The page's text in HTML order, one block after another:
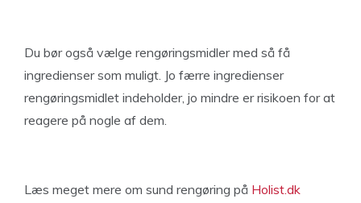
Du bør også vælge rengøringsmidler med så få
ingredienser som muligt. Jo færre ingredienser
rengøringsmidlet indeholder, jo mindre er risikoen for at
reagere på nogle af dem.
Læs meget mere om sund rengøring på Holist.dk